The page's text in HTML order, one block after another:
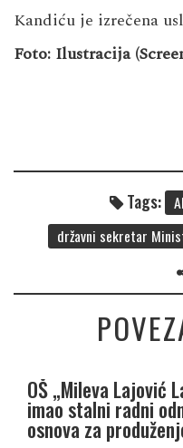
Kandiću je izrečena
Foto: Ilustracija
Tags:
državni sekretar
OŠ „Mileva Lajović
imao stalni radni
osnova za